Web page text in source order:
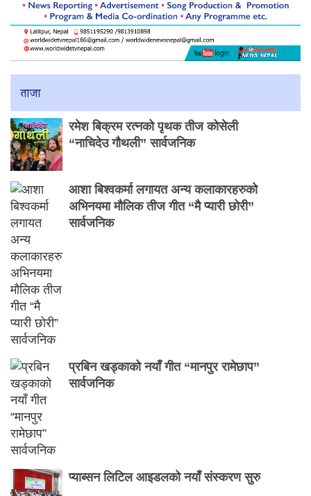
ताजा
रमेश बिक्रम रत्नको पृथक तीज कोसेली
“नाचिदेउ गौथली” सार्वजनिक
आशा बिश्वकर्मा लगायत अन्य कलाकारहरुको
अभिनयमा मौलिक तीज गीत “मै प्यारी छोरी”
सार्वजनिक
प्रबिन खड्काको नयाँ गीत “मानपुर रामेछाप”
सार्वजनिक
प्याब्सन लिटिल आइडलको नयाँ संस्करण सुरु